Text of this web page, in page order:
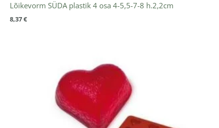
Lõikevorm SÜDA plastik 4 osa 4-5,5-7-8 h.2,2cm
8,37€